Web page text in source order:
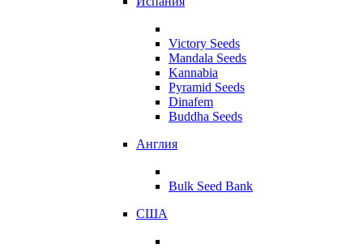
Victory Seeds
Mandala Seeds
Kannabia
Pyramid Seeds
Dinafem
Buddha Seeds
Англия
Bulk Seed Bank
США